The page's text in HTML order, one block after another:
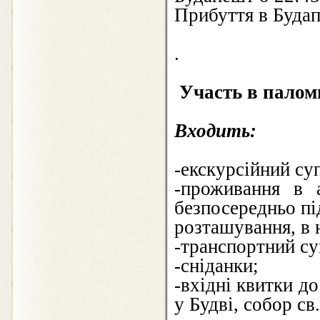
Прибуття в
.
Участь в
Входить:
-екскурсійний
-проживання в
безпосередньо
розташування, в
-транспортний
-сніданки;
-вхідні квитки
у Будві, собор